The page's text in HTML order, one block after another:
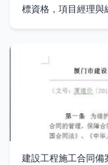
標資格，項目經理與
建設工程施工合同